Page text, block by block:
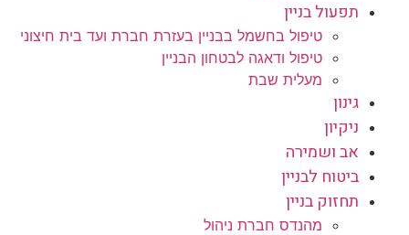
תפעול בניין
טיפול בחשמל בבניין בעזרת חברת ועד בית חיצוני
טיפול ודאגה לבטחון הבניין
מעלית שבת
גינון
ניקיון
אב ושמירה
ביטוח לבניין
תחזוק בניין
מהנדס חברת ניהול